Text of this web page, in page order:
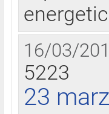
16/03/
5223
23